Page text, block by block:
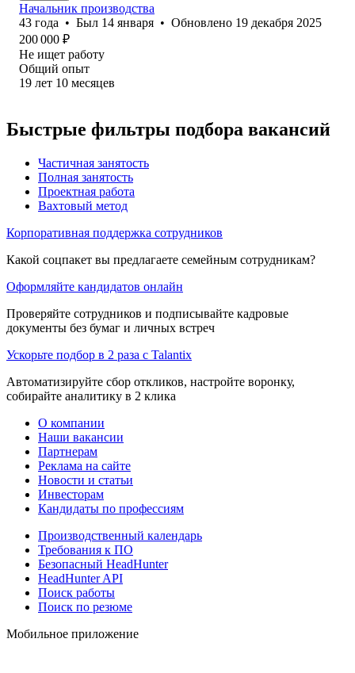
Начальник производства
43 года • Был 14 января • Обновлено 19 декабря 2025
200 000 ₽
Не ищет работу
Общий опыт
19 лет 10 месяцев
Быстрые фильтры подбора вакансий
Частичная занятость
Полная занятость
Проектная работа
Вахтовый метод
Корпоративная поддержка сотрудников
Какой соцпакет вы предлагаете семейным сотрудникам?
Оформляйте кандидатов онлайн
Проверяйте сотрудников и подписывайте кадровые
документы без бумаг и личных встреч
Ускорьте подбор в 2 раза с Talantix
Автоматизируйте сбор откликов, настройте воронку,
собирайте аналитику в 2 клика
О компании
Наши вакансии
Партнерам
Реклама на сайте
Новости и статьи
Инвесторам
Кандидаты по профессиям
Производственный календарь
Требования к ПО
Безопасный HeadHunter
HeadHunter API
Поиск работы
Поиск по резюме
Мобильное приложение